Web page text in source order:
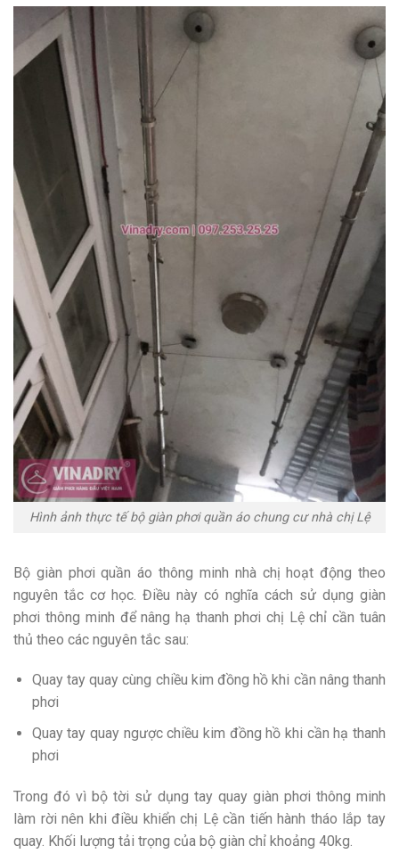
Hình ảnh thực tế bộ giàn phơi quần áo chung cư nhà chị Lệ
Bộ giàn phơi quần áo thông minh nhà chị hoạt động theo
nguyên tắc cơ học. Điều này có nghĩa cách sử dụng giàn
phơi thông minh để nâng hạ thanh phơi chị Lệ chỉ cần tuân
thủ theo các nguyên tắc sau:
Quay tay quay cùng chiều kim đồng hồ khi cần nâng thanh
phơi
Quay tay quay ngược chiều kim đồng hồ khi cần hạ thanh
phơi
Trong đó vì bộ tời sử dụng tay quay giàn phơi thông minh
làm rời nên khi điều khiển chị Lệ cần tiến hành tháo lắp tay
quay. Khối lượng tải trọng của bộ giàn chỉ khoảng 40kg.